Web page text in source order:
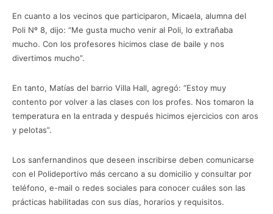
En cuanto a los vecinos que participaron, Micaela, alumna del
Poli Nº 8, dijo: “Me gusta mucho venir al Poli, lo extrañaba
mucho. Con los profesores hicimos clase de baile y nos
divertimos mucho”.
En tanto, Matías del barrio Villa Hall, agregó: “Estoy muy
contento por volver a las clases con los profes. Nos tomaron la
temperatura en la entrada y después hicimos ejercicios con aros
y pelotas”.
Los sanfernandinos que deseen inscribirse deben comunicarse
con el Polideportivo más cercano a su domicilio y consultar por
teléfono, e-mail o redes sociales para conocer cuáles son las
prácticas habilitadas con sus días, horarios y requisitos.